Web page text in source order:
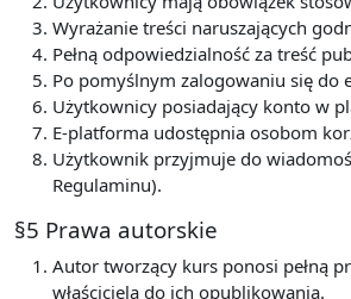
Wyrażanie treści naruszających
Pełną odpowiedzialność za treść
Po pomyślnym zalogowaniu się do
Użytkownicy posiadający konto w
E-platforma udostępnia osobom
Użytkownik przyjmuje do
Regulaminu).
§5 Prawa autorskie
Autor tworzący kurs ponosi pełną
właściciela do ich opublikowania.